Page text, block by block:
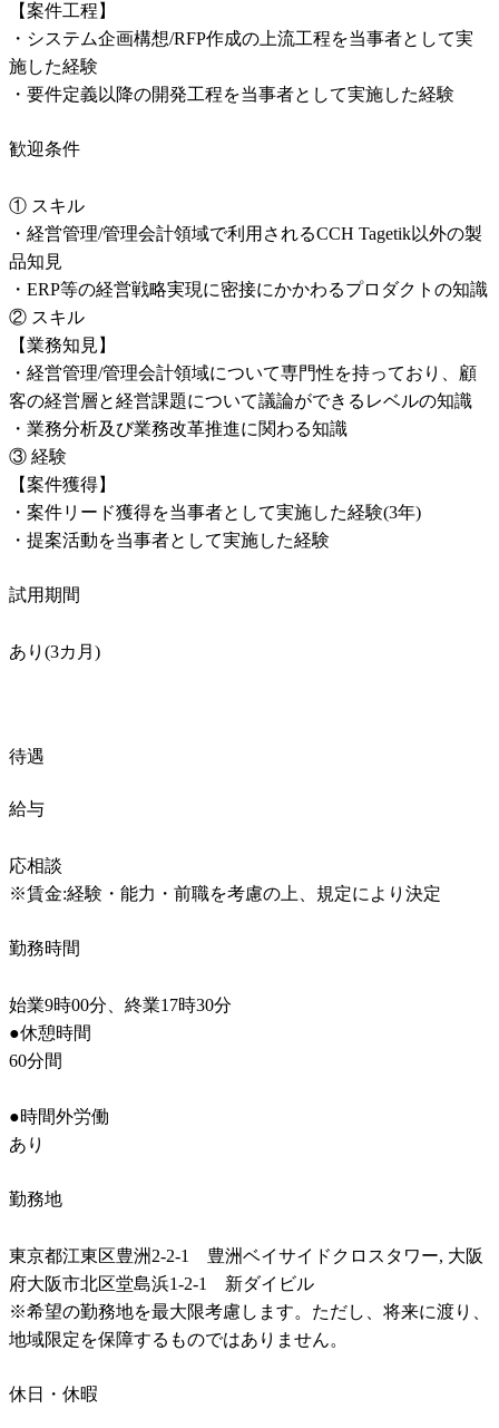
【案件工程】
・システム企画構想/RFP作成の上流工程を当事者として実
施した経験
・要件定義以降の開発工程を当事者として実施した経験
歓迎条件
① スキル
・経営管理/管理会計領域で利用されるCCH Tagetik以外の製
品知見
・ERP等の経営戦略実現に密接にかかわるプロダクトの知識
② スキル
【業務知見】
・経営管理/管理会計領域について専門性を持っており、顧
客の経営層と経営課題について議論ができるレベルの知識
・業務分析及び業務改革推進に関わる知識
③ 経験
【案件獲得】
・案件リード獲得を当事者として実施した経験(3年)
・提案活動を当事者として実施した経験
試用期間
あり(3カ月)
待遇
給与
応相談
※賃金:経験・能力・前職を考慮の上、規定により決定
勤務時間
始業9時00分、終業17時30分
●休憩時間
60分間
●時間外労働
あり
勤務地
東京都江東区豊洲2-2-1　豊洲ベイサイドクロスタワー, 大阪
府大阪市北区堂島浜1-2-1　新ダイビル
※希望の勤務地を最大限考慮します。ただし、将来に渡り、
地域限定を保障するものではありません。
休日・休暇